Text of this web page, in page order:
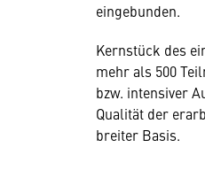
eingebunden.
Kernstück des
mehr als 500
bzw. intensiver
Qualität der
breiter Basis.